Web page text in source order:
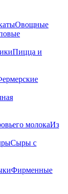
Овощные
Пицца и
молокаИз
Сыры c
Фирменные